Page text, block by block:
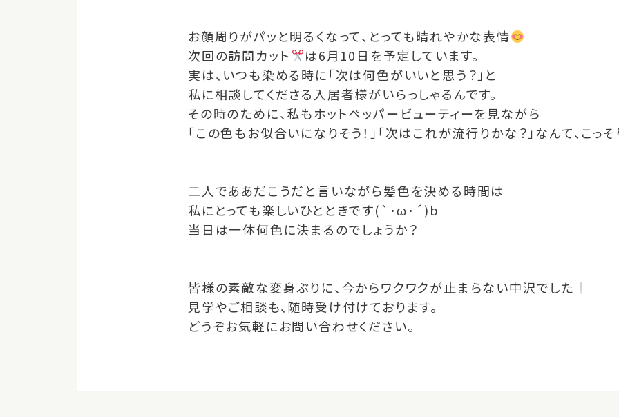
お顔周りがパッと明るくなって、とっても晴れやかな表情
次回の訪問カット
は6月10日 を予定しています。
実は、いつも染める時に「次は何色がいいと思う？」と
私に相談してくださる入居者様がいらっしゃるんです。
その時のために、私もホットペッパービューティーを見ながら
「この色もお似合いになりそう！」「次はこれが流行りかな？」なんて、こっ
二人でああだこうだと言いながら髪色を決める時間は
私にとっても楽しいひとときです(`･ω･´)b
当日は一体何色に決まるのでしょうか？
皆様の素敵な変身ぶりに、今からワクワクが止まらない中沢でした
見学やご相談も、随時受け付けております。
どうぞお気軽にお問い合わせください。